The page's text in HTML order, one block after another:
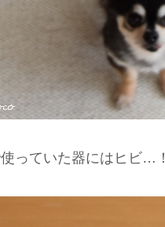
っていた器にはヒビ…！